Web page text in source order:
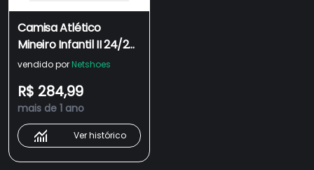
Camisa Atlético
Mineiro Infantil II 24/25
s/n° Torcedor Adidas
vendido por Netshoes
R$ 284,99
mais de 1 ano
Ver histórico